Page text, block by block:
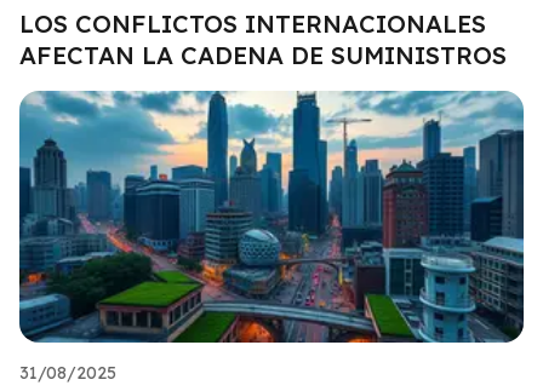
LOS CONFLICTOS INTERNACIONALES
AFECTAN LA CADENA DE SUMINISTROS
31/08/2025